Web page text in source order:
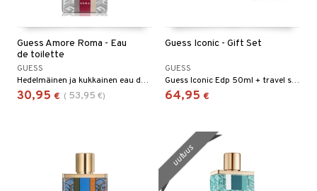
Guess Amore Roma - Eau
de toilette
GUESS
Hedelmäinen ja kukkainen eau de toilette Guessiltä.
30,95 € ( 53,95 €)
Guess Iconic - Gift Set
GUESS
Guess Iconic Edp 50ml + travel spray 15ml
64,95 €
uutuus
3: Kosteutus
ja Vartalonhoito